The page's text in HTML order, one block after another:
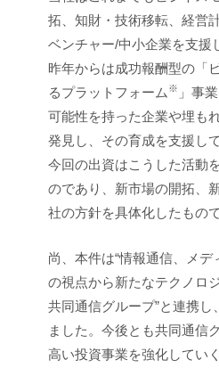
拓、知財・技術移転、経営
ベンチャー/中小企業を支援
昨年からは成功報酬型の「
るプラットフォーム ※ 」事
可能性を持った企業や埋も
発見し、その育成を支援し
今回の出資はこうした活動
のであり、新市場の開拓、
社の方針を具体化したもので
尚、本件は“情報通信、メ
の視点から新たなテクノロ
共同通信グループ”と連携し
ました。今後とも共同通信
高い投資事業を強化してい